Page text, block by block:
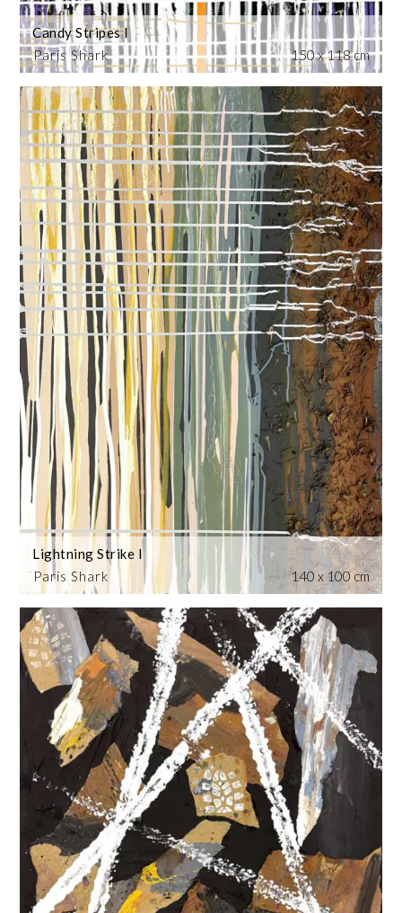
Paris Shark
Candy Stripes I
150 x 118 cm
Paris Shark
Lightning Strike I
140 x 100 cm